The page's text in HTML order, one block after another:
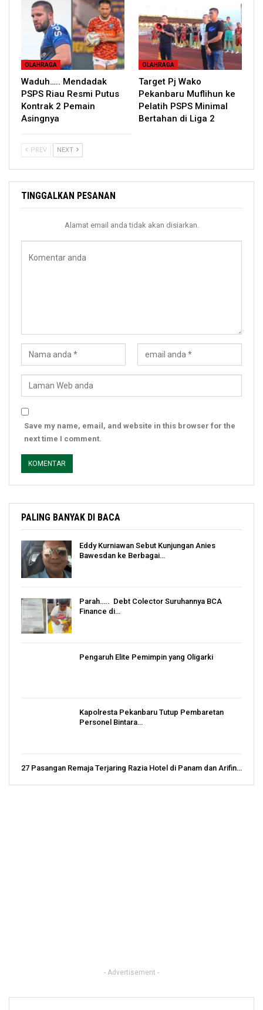
OLAHRAGA
Waduh….. Mendadak
PSPS Riau Resmi Putus
Kontrak 2 Pemain
Asingnya
OLAHRAGA
Target Pj Wako
Pekanbaru Muflihun ke
Pelatih PSPS Minimal
Bertahan di Liga 2
PREV NEXT
TINGGALKAN PESANAN
Alamat email anda tidak akan disiarkan.
Save my name, email, and website in this browser for the
next time I comment.
PALING BANYAK DI BACA
Eddy Kurniawan Sebut Kunjungan Anies
Bawesdan ke Berbagai…
Parah….. Debt Colector Suruhannya BCA
Finance di…
Pengaruh Elite Pemimpin yang Oligarki
Kapolresta Pekanbaru Tutup Pembaretan
Personel Bintara…
27 Pasangan Remaja Terjaring Razia Hotel di Panam dan Arifin…
- Advertisement -